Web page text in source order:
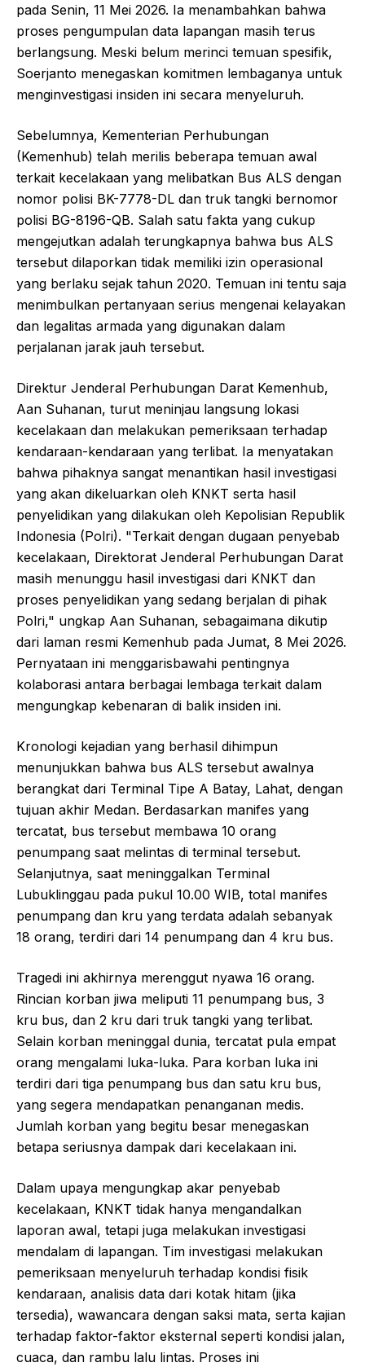
pada Senin, 11 Mei 2026. Ia menambahkan bahwa
proses pengumpulan data lapangan masih terus
berlangsung. Meski belum merinci temuan spesifik,
Soerjanto menegaskan komitmen lembaganya untuk
menginvestigasi insiden ini secara menyeluruh.
Sebelumnya, Kementerian Perhubungan
(Kemenhub) telah merilis beberapa temuan awal
terkait kecelakaan yang melibatkan Bus ALS dengan
nomor polisi BK-7778-DL dan truk tangki bernomor
polisi BG-8196-QB. Salah satu fakta yang cukup
mengejutkan adalah terungkapnya bahwa bus ALS
tersebut dilaporkan tidak memiliki izin operasional
yang berlaku sejak tahun 2020. Temuan ini tentu saja
menimbulkan pertanyaan serius mengenai kelayakan
dan legalitas armada yang digunakan dalam
perjalanan jarak jauh tersebut.
Direktur Jenderal Perhubungan Darat Kemenhub,
Aan Suhanan, turut meninjau langsung lokasi
kecelakaan dan melakukan pemeriksaan terhadap
kendaraan-kendaraan yang terlibat. Ia menyatakan
bahwa pihaknya sangat menantikan hasil investigasi
yang akan dikeluarkan oleh KNKT serta hasil
penyelidikan yang dilakukan oleh Kepolisian Republik
Indonesia (Polri). "Terkait dengan dugaan penyebab
kecelakaan, Direktorat Jenderal Perhubungan Darat
masih menunggu hasil investigasi dari KNKT dan
proses penyelidikan yang sedang berjalan di pihak
Polri," ungkap Aan Suhanan, sebagaimana dikutip
dari laman resmi Kemenhub pada Jumat, 8 Mei 2026.
Pernyataan ini menggarisbawahi pentingnya
kolaborasi antara berbagai lembaga terkait dalam
mengungkap kebenaran di balik insiden ini.
Kronologi kejadian yang berhasil dihimpun
menunjukkan bahwa bus ALS tersebut awalnya
berangkat dari Terminal Tipe A Batay, Lahat, dengan
tujuan akhir Medan. Berdasarkan manifes yang
tercatat, bus tersebut membawa 10 orang
penumpang saat melintas di terminal tersebut.
Selanjutnya, saat meninggalkan Terminal
Lubuklinggau pada pukul 10.00 WIB, total manifes
penumpang dan kru yang terdata adalah sebanyak
18 orang, terdiri dari 14 penumpang dan 4 kru bus.
Tragedi ini akhirnya merenggut nyawa 16 orang.
Rincian korban jiwa meliputi 11 penumpang bus, 3
kru bus, dan 2 kru dari truk tangki yang terlibat.
Selain korban meninggal dunia, tercatat pula empat
orang mengalami luka-luka. Para korban luka ini
terdiri dari tiga penumpang bus dan satu kru bus,
yang segera mendapatkan penanganan medis.
Jumlah korban yang begitu besar menegaskan
betapa seriusnya dampak dari kecelakaan ini.
Dalam upaya mengungkap akar penyebab
kecelakaan, KNKT tidak hanya mengandalkan
laporan awal, tetapi juga melakukan investigasi
mendalam di lapangan. Tim investigasi melakukan
pemeriksaan menyeluruh terhadap kondisi fisik
kendaraan, analisis data dari kotak hitam (jika
tersedia), wawancara dengan saksi mata, serta kajian
terhadap faktor-faktor eksternal seperti kondisi jalan,
cuaca, dan rambu lalu lintas. Proses ini